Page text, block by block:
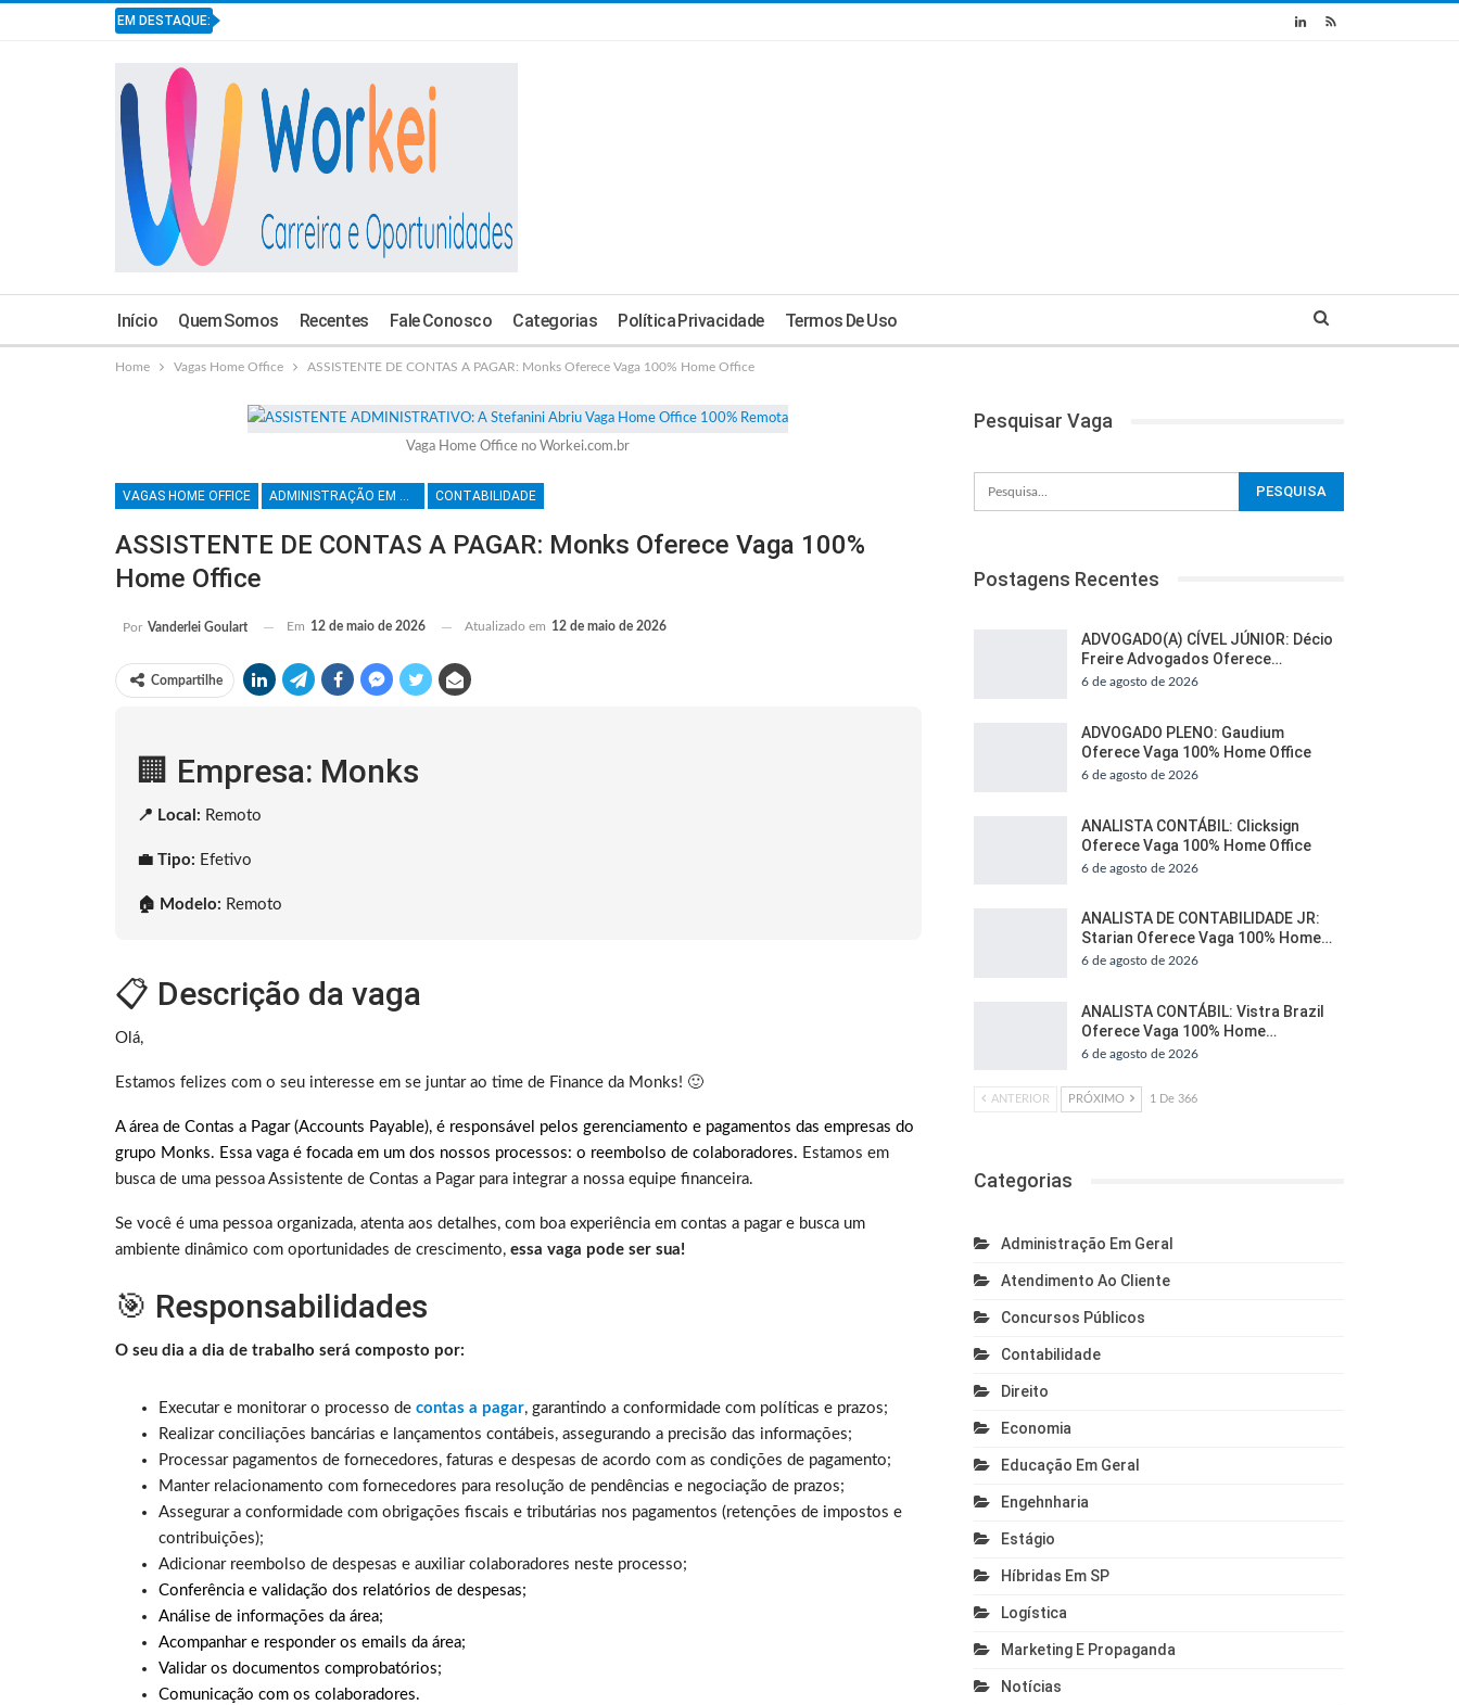
EM DESTAQUE:
Início Quem Somos Recentes Fale Conosco Categorias Política Privacidade Termos De Uso
Home Vagas Home Office ASSISTENTE DE CONTAS A PAGAR: Monks Oferece Vaga 100% Home Office
Vaga Home Office no Workei.com.br
VAGAS HOME OFFICE ADMINISTRAÇÃO EM GERAL CONTABILIDADE
ASSISTENTE DE CONTAS A PAGAR: Monks Oferece Vaga 100%
Home Office
Por Vanderlei Goulart Em 12 de maio de 2026 Atualizado em 12 de maio de 2026
Compartilhe
🏢 Empresa: Monks
📍 Local: Remoto
💼 Tipo: Efetivo
🏠 Modelo: Remoto
📋 Descrição da vaga
Olá,
Estamos felizes com o seu interesse em se juntar ao time de Finance da Monks! 🙂
A área de Contas a Pagar (Accounts Payable), é responsável pelos gerenciamento e pagamentos das empresas do
grupo Monks. Essa vaga é focada em um dos nossos processos: o reembolso de colaboradores. Estamos em
busca de uma pessoa Assistente de Contas a Pagar para integrar a nossa equipe financeira.
Se você é uma pessoa organizada, atenta aos detalhes, com boa experiência em contas a pagar e busca um
ambiente dinâmico com oportunidades de crescimento, essa vaga pode ser sua!
🎯 Responsabilidades
O seu dia a dia de trabalho será composto por:
Executar e monitorar o processo de contas a pagar, garantindo a conformidade com políticas e prazos;
Realizar conciliações bancárias e lançamentos contábeis, assegurando a precisão das informações;
Processar pagamentos de fornecedores, faturas e despesas de acordo com as condições de pagamento;
Manter relacionamento com fornecedores para resolução de pendências e negociação de prazos;
Assegurar a conformidade com obrigações fiscais e tributárias nos pagamentos (retenções de impostos e
contribuições);
Adicionar reembolso de despesas e auxiliar colaboradores neste processo;
Conferência e validação dos relatórios de despesas;
Análise de informações da área;
Acompanhar e responder os emails da área;
Validar os documentos comprobatórios;
Comunicação com os colaboradores.
Pesquisar Vaga
Postagens Recentes
ADVOGADO(A) CÍVEL JÚNIOR: Décio
Freire Advogados Oferece…
6 de agosto de 2026
ADVOGADO PLENO: Gaudium
Oferece Vaga 100% Home Office
6 de agosto de 2026
ANALISTA CONTÁBIL: Clicksign
Oferece Vaga 100% Home Office
6 de agosto de 2026
ANALISTA DE CONTABILIDADE JR:
Starian Oferece Vaga 100% Home…
6 de agosto de 2026
ANALISTA CONTÁBIL: Vistra Brazil
Oferece Vaga 100% Home…
6 de agosto de 2026
ANTERIOR PRÓXIMO 1 De 366
Categorias
Administração Em Geral
Atendimento Ao Cliente
Concursos Públicos
Contabilidade
Direito
Economia
Educação Em Geral
Engehnharia
Estágio
Híbridas Em SP
Logística
Marketing E Propaganda
Notícias